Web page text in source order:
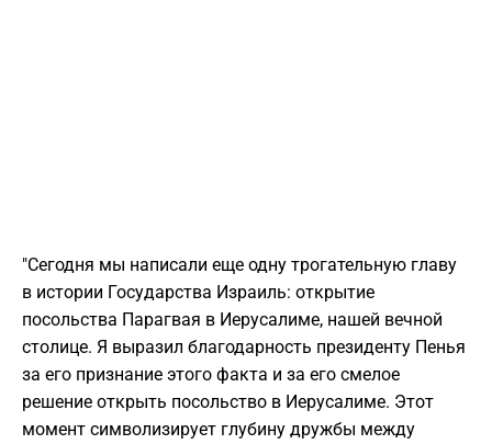
"Сегодня мы написали еще одну трогательную главу
в истории Государства Израиль: открытие
посольства Парагвая в Иерусалиме, нашей вечной
столице. Я выразил благодарность президенту Пенья
за его признание этого факта и за его смелое
решение открыть посольство в Иерусалиме. Этот
момент символизирует глубину дружбы между